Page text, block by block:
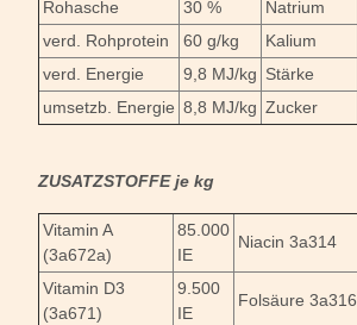
Rohasche
30 % Natrium
verd. Rohprotein
60 g/kg Kalium
verd. Energie
9,8 MJ/kg Stärke
umsetzb. Energie 8,8 MJ/kg Zucker
ZUSATZSTOFFE je kg
Vitamin A
(3a672a)
85.000
IE
Niacin 3a314
Vitamin D3
(3a671)
9.500
IE
Folsäure 3a316